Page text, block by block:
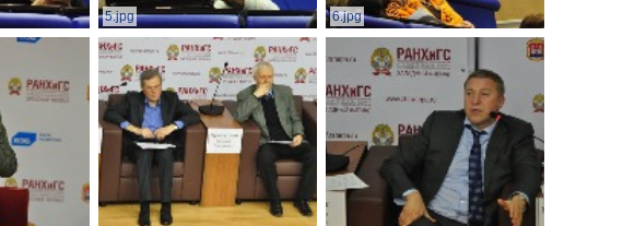
5.jpg 6.jpg